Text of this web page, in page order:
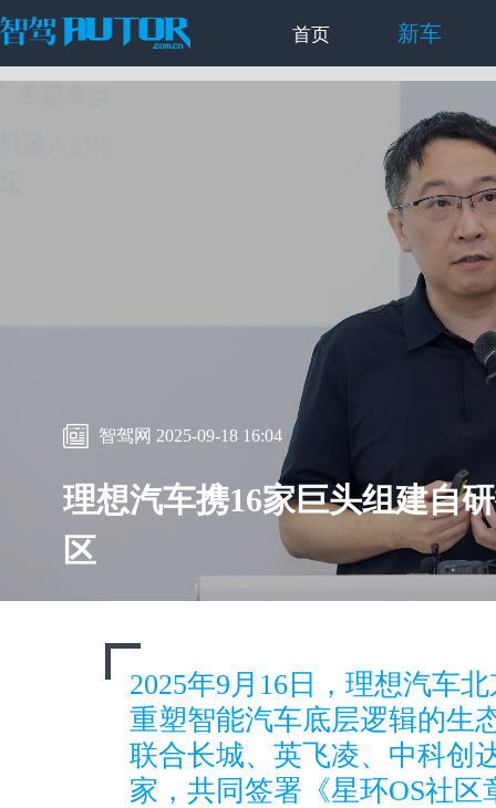
首页 新车
智驾网 2025-09-18 16:04
理想汽车携16家巨头组建自
区
2025年9月16日，理想汽车
重塑智能汽车底层逻辑的生
联合长城、英飞凌、中科创
家，共同签署《星环OS社